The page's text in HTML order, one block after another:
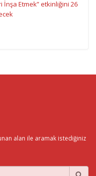
İnşa Etmek” etkinliğini 26
alan ile aramak istediğiniz